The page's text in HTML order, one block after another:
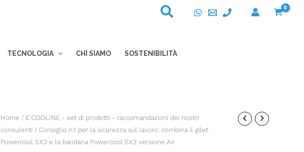
TECNOLOGIA CHI SIAMO SOSTENIBILITÀ
Home / E.COOLINE - set di prodotti - raccomandazioni dei nostri
consulenti / Consiglio n.1 per la sicurezza sul lavoro: combina il gilet
Powercool SX3 e la bandana Powercool SX3 versione Air
This
product
has